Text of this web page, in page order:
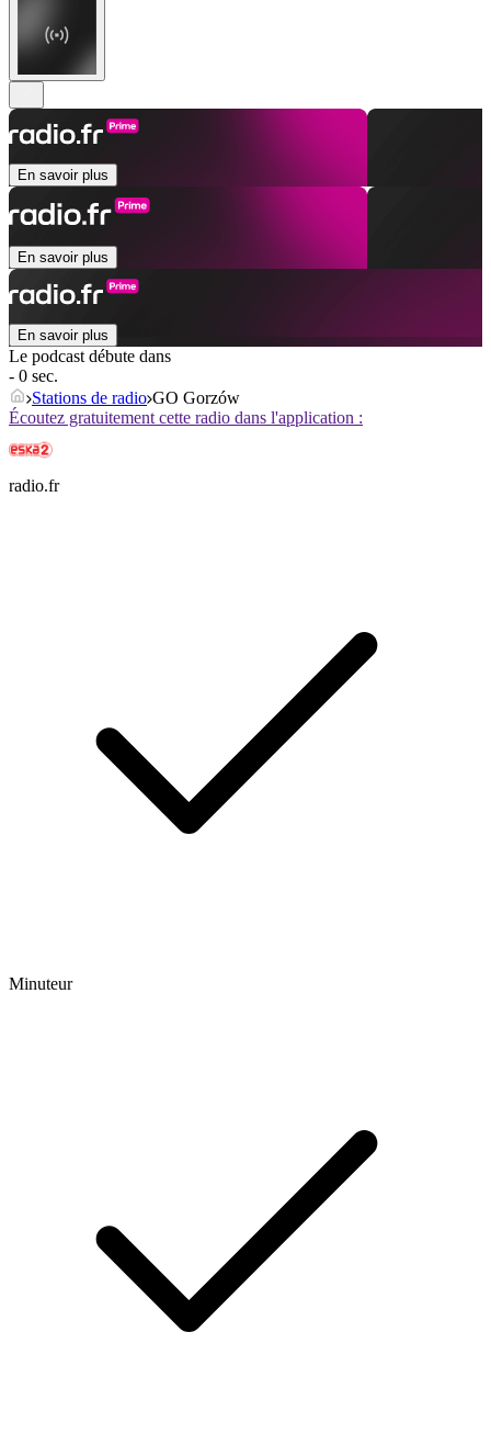
En savoir plus
En savoir plus
En savoir plus
Le podcast débute dans
- 0 sec.
Stations de radio GO Gorzów
Écoutez gratuitement cette radio dans l'application :
radio.fr
Minuteur